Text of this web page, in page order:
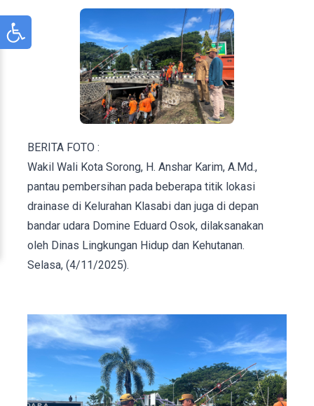
BERITA FOTO :
Wakil Wali Kota Sorong, H. Anshar Karim, A.Md.,
pantau pembersihan pada beberapa titik lokasi
drainase di Kelurahan Klasabi dan juga di depan
bandar udara Domine Eduard Osok, dilaksanakan
oleh Dinas Lingkungan Hidup dan Kehutanan.
Selasa, (4/11/2025).